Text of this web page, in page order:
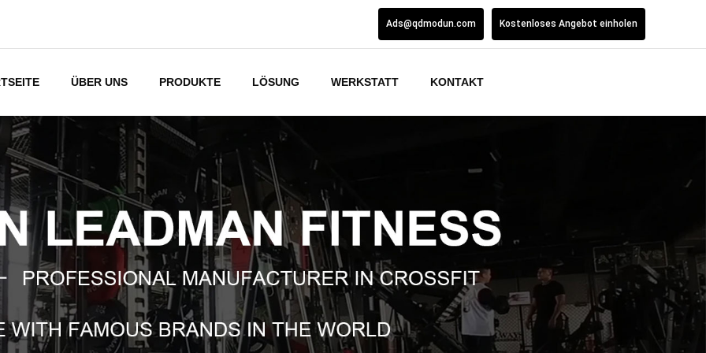
Ads@qdmodun.com Kostenloses Angebot einholen
ÜBER UNS PRODUKTE LÖSUNG WERKSTATT KONTAKT